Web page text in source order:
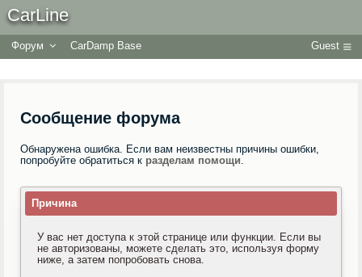
CarLine
Форум CarDamp Base Guest
Сообщение форума
Обнаружена ошибка. Если вам неизвестны причины ошибки,
попробуйте обратиться к разделам помощи.
Причина
У вас нет доступа к этой странице или функции. Если вы
не авторизованы, можете сделать это, используя форму
ниже, а затем попробовать снова.